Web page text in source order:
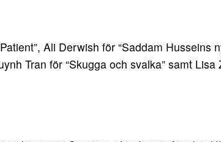
Ali Derwish för “Saddam Husseins
Tran för “Skugga och svalka” samt